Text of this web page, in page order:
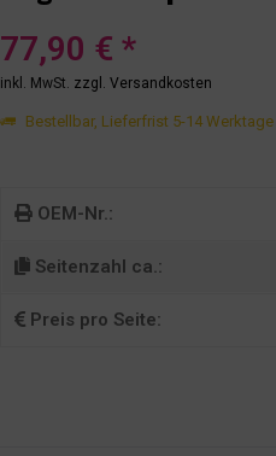
77,90 € *
inkl. MwSt. zzgl. Versandkosten
Bestellbar, Lieferfrist 5-14 Werktage
OEM-Nr.:
Seitenzahl ca.:
Preis pro Seite: